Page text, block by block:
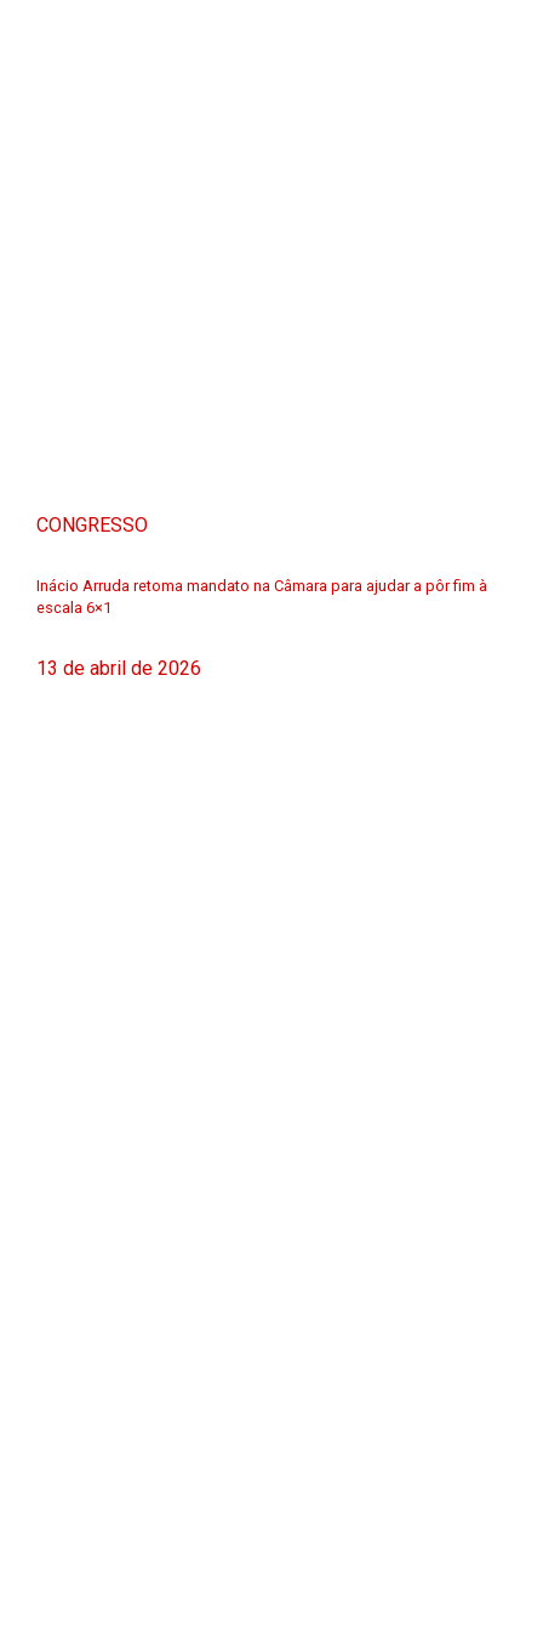
CONGRESSO
Inácio Arruda retoma mandato na Câmara para ajudar a pôr fim à
escala 6×1
13 de abril de 2026